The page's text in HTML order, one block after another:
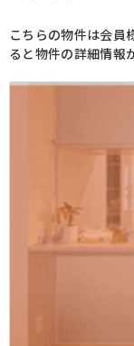
こちらの物件は会員
ると物件の詳細情報